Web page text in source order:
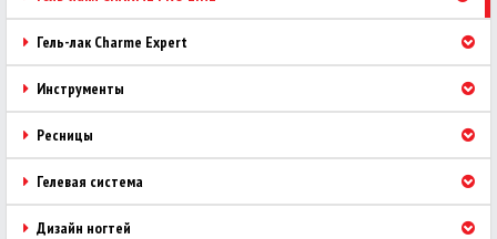
Гель-лак Charme Expert
Инструменты
Ресницы
Гелевая система
Дизайн ногтей